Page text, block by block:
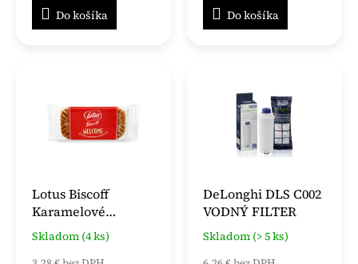
Do košíka Do košíka
Lotus Biscoff
Karamelové
sušienky 50x6,25 g
Skladom (4 ks)
DeLonghi DLS C002
VODNÝ FILTER
Skladom (> 5 ks)